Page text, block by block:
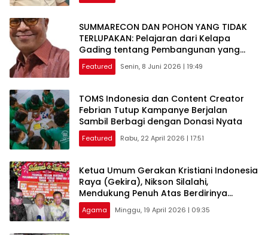
SUMMARECON DAN POHON YANG TIDAK
TERLUPAKAN: Pelajaran dari Kelapa
Gading tentang Pembangunan yang
Berakar Sejarah
Featured Senin, 8 Juni 2026 | 19:49
TOMS Indonesia dan Content Creator
Febrian Tutup Kampanye Berjalan
Sambil Berbagi dengan Donasi Nyata
Featured Rabu, 22 April 2026 | 17:51
Ketua Umum Gerakan Kristiani Indonesia
Raya (Gekira), Nikson Silalahi,
Mendukung Penuh Atas Berdirinya
PWGSU
Agama Minggu, 19 April 2026 | 09:35